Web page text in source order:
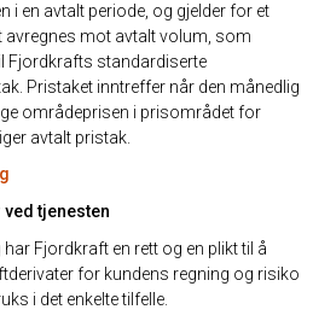
i en avtalt periode, og gjelder for et
avregnes mot avtalt volum, som
Fjordkrafts standardiserte
Pristaket inntreffer når den månedlig
områdeprisen i prisområdet for
avtalt pristak.
tjenesten
Fjordkraft en rett og en plikt til å
for kundens regning og risiko
i det enkelte tilfelle.